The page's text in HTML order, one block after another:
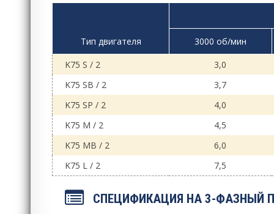
Тип двигателя
3000 об/мин
K75 S / 2
3,0
K75 SB / 2
3,7
K75 SP / 2
4,0
K75 M / 2
4,5
K75 MB / 2
6,0
K75 L / 2
7,5
СПЕЦИФИКАЦИЯ НА 3-ФАЗНЫЙ